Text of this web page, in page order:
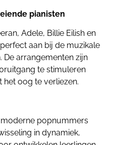
pianisten
Adele, Billie Eilish en
aan bij de muzikale
De arrangementen zijn
te stimuleren
het oog te verliezen.
popnummers
in dynamiek,